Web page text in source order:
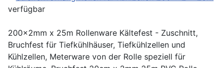
verfügbar
200x2mm x 25m Rollenware Kältefest - Zuschnitt,
Bruchfest für Tiefkühlhäuser, Tiefkühlzellen und
Kühlzellen, Meterware von der Rolle speziell für